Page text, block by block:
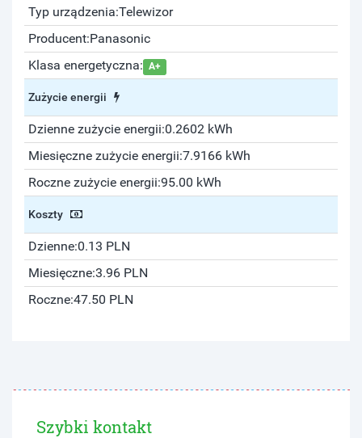
Typ urządzenia:Telewizor
Producent:Panasonic
Klasa energetyczna: A+
Zużycie energii
Dzienne zużycie energii:0.2602 kWh
Miesięczne zużycie energii:7.9166 kWh
Roczne zużycie energii:95.00 kWh
Koszty
Dzienne:0.13 PLN
Miesięczne:3.96 PLN
Roczne:47.50 PLN
Szybki kontakt